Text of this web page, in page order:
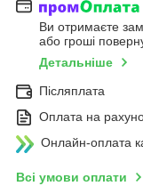
Ви отримаєте
або гроші
Детальніше
Післяплата
Оплата на
Онлайн-оплата
Всі умови оплати